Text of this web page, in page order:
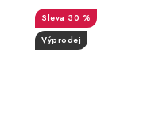
30 %
Výprodej